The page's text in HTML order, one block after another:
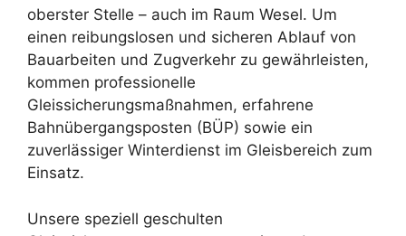
oberster Stelle – auch im Raum Wesel. Um
einen reibungslosen und sicheren Ablauf von
Bauarbeiten und Zugverkehr zu gewährleisten,
kommen professionelle
Gleissicherungsmaßnahmen, erfahrene
Bahnübergangsposten (BÜP) sowie ein
zuverlässiger Winterdienst im Gleisbereich zum
Einsatz.
Unsere speziell geschulten